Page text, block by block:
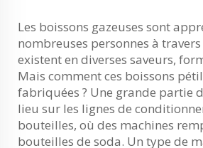
Les boissons gazeuses sont
nombreuses personnes à
existent en diverses saveurs,
Mais comment ces boissons
fabriquées ? Une grande partie
lieu sur les lignes de
bouteilles, où des machines
bouteilles de soda. Un type de